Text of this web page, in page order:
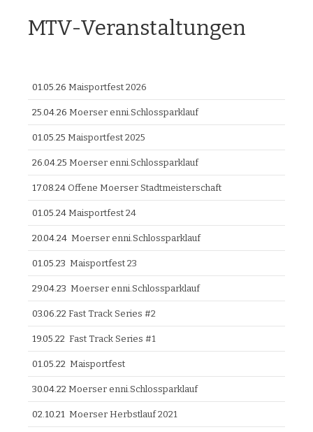
MTV-Veranstaltungen
01.05.26 Maisportfest 2026
25.04.26 Moerser enni.Schlossparklauf
01.05.25 Maisportfest 2025
26.04.25 Moerser enni.Schlossparklauf
17.08.24 Offene Moerser Stadtmeisterschaft
01.05.24 Maisportfest 24
20.04.24 Moerser enni.Schlossparklauf
01.05.23 Maisportfest 23
29.04.23 Moerser enni.Schlossparklauf
03.06.22 Fast Track Series #2
19.05.22 Fast Track Series #1
01.05.22 Maisportfest
30.04.22 Moerser enni.Schlossparklauf
02.10.21 Moerser Herbstlauf 2021